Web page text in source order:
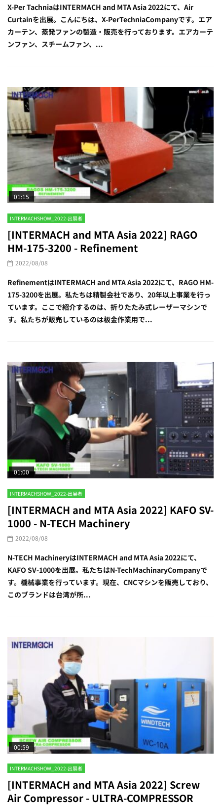
X-Per TachniaはINTERMACH and MTA Asia 2022にて、Air
Curtainを出展。こんにちは、X-PerTechniaCompanyです。エア
カーテン、蒸発ファンの製造・販売を行っております。エアカーテ
ンファン、スチームファン、...
01:15
INTERMACHSHOW_2022-出展者
[INTERMACH and MTA Asia 2022] RAGO
HM-175-3200 - Refinement
2022/08/08
RefinementはINTERMACH and MTA Asia 2022にて、RAGO HM-
175-3200を出展。私たちは精製会社であり、20年以上事業を行っ
ています。ここで紹介するのは、折りたたみ式レーザーマシンで
す。私たちが販売しているのは板金作業用で...
01:00
INTERMACHSHOW_2022-出展者
[INTERMACH and MTA Asia 2022] KAFO SV-
1000 - N-TECH Machinery
2022/08/08
N-TECH MachineryはINTERMACH and MTA Asia 2022にて、
KAFO SV-1000を出展。私たちはN-TechMachinaryCompanyで
す。機械事業を行っています。現在、CNCマシンを販売しており、
このブランドは台湾が所...
00:59
INTERMACHSHOW_2022-出展者
[INTERMACH and MTA Asia 2022] Screw
Air Compressor - ULTRA-COMPRESSOR